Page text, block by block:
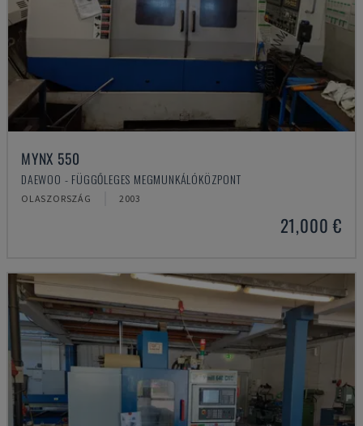
MYNX 550
DAEWOO - FÜGGŐLEGES MEGMUNKÁLÓKÖZPONT
OLASZORSZÁG 2003
21,000 €